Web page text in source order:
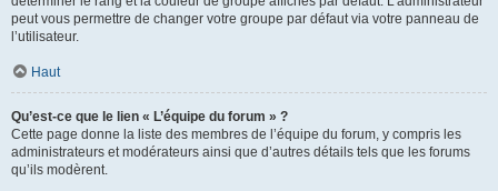
peut vous permettre de changer votre groupe par défaut via votre panneau de
l’utilisateur.
Haut
Qu’est-ce que le lien « L’équipe du forum » ?
Cette page donne la liste des membres de l’équipe du forum, y compris les
administrateurs et modérateurs ainsi que d’autres détails tels que les forums
qu’ils modèrent.